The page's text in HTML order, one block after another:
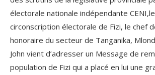
électorale nationale indépendante
circonscription électorale de Fizi, le chef
honoraire du secteur de Tanganika,
John vient d’adresser un Message de
population de Fizi qui a placé en lui une